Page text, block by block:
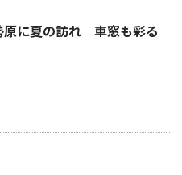
に夏の訪れ 車窓も彩る